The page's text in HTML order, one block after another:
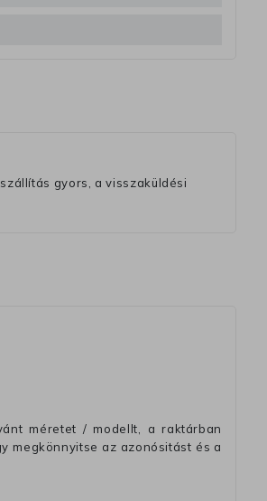
gyors, a visszaküldési
méretet / modellt, a raktárban
megkönnyitse az azonósitást és a